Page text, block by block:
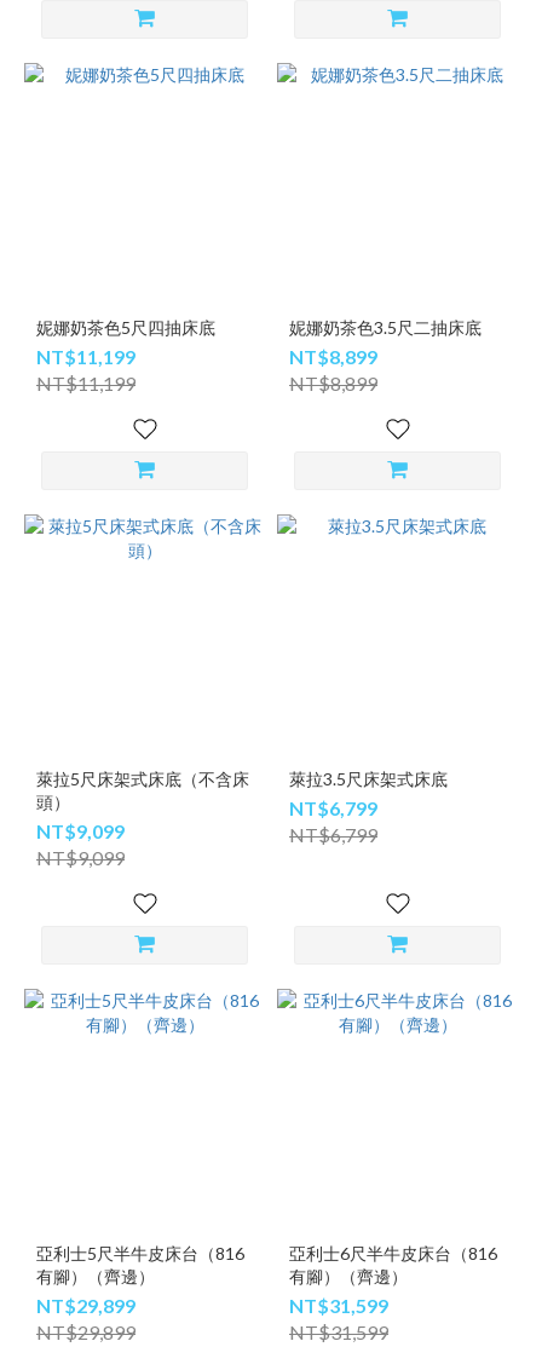
妮娜奶茶色5尺四抽床底
NT$11,199
NT$11,199
妮娜奶茶色3.5尺二抽床底
NT$8,899
NT$8,899
萊拉5尺床架式床底（不含床
頭）
NT$9,099
NT$9,099
萊拉3.5尺床架式床底
NT$6,799
NT$6,799
亞利士5尺半牛皮床台（816
有腳）（齊邊）
NT$29,899
NT$29,899
亞利士6尺半牛皮床台（816
有腳）（齊邊）
NT$31,599
NT$31,599